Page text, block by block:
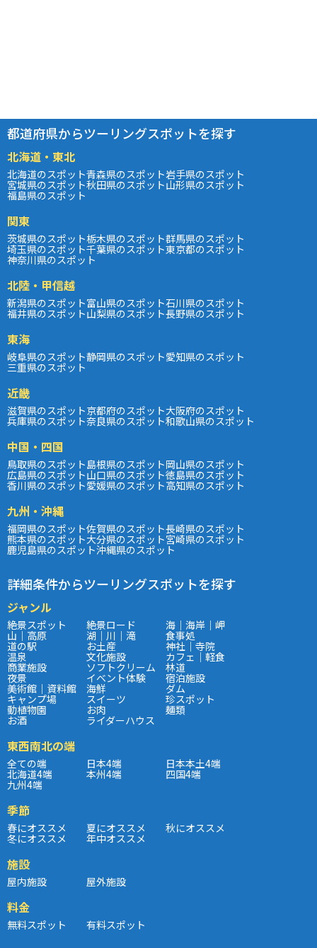
都道府県からツーリングスポットを探す
北海道・東北
北海道のスポット青森県のスポット岩手県のスポット
宮城県のスポット秋田県のスポット山形県のスポット
福島県のスポット
関東
茨城県のスポット栃木県のスポット群馬県のスポット
埼玉県のスポット千葉県のスポット東京都のスポット
神奈川県のスポット
北陸・甲信越
新潟県のスポット富山県のスポット石川県のスポット
福井県のスポット山梨県のスポット長野県のスポット
東海
岐阜県のスポット静岡県のスポット愛知県のスポット
三重県のスポット
近畿
滋賀県のスポット京都府のスポット大阪府のスポット
兵庫県のスポット奈良県のスポット和歌山県のスポット
中国・四国
鳥取県のスポット島根県のスポット岡山県のスポット
広島県のスポット山口県のスポット徳島県のスポット
香川県のスポット愛媛県のスポット高知県のスポット
九州・沖縄
福岡県のスポット佐賀県のスポット長崎県のスポット
熊本県のスポット大分県のスポット宮崎県のスポット
鹿児島県のスポット沖縄県のスポット
詳細条件からツーリングスポットを探す
ジャンル
絶景スポット 絶景ロード 海｜海岸｜岬
山｜高原 湖｜川｜滝 食事処
道の駅 お土産 神社｜寺院
温泉 文化施設 カフェ｜軽食
商業施設 ソフトクリーム 林道
夜景 イベント体験 宿泊施設
美術館｜資料館 海鮮 ダム
キャンプ場 スイーツ 珍スポット
動植物園 お肉 麺類
お酒 ライダーハウス
東西南北の端
全ての端 日本4端 日本本土4端
北海道4端 本州4端 四国4端
九州4端
季節
春にオススメ 夏にオススメ 秋にオススメ
冬にオススメ 年中オススメ
施設
屋内施設 屋外施設
料金
無料スポット 有料スポット